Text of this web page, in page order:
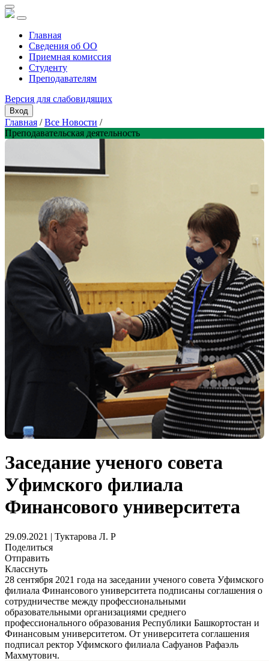
Главная
Сведения об ОО
Приемная комиссия
Студенту
Преподавателям
Версия для слабовидящих
Вход
Главная /Все Новости /
Преподавательская деятельность
Заседание ученого совета
Уфимского филиала
Финансового университета
29.09.2021 | Туктарова Л. Р
Поделиться
Отправить
Класснуть
28 сентября 2021 года на заседании ученого совета Уфимского
филиала Финансового университета подписаны соглашения о
сотрудничестве между профессиональными
образовательными организациями среднего
профессионального образования Республики Башкортостан и
Финансовым университетом. От университета соглашения
подписал ректор Уфимского филиала Сафуанов Рафаэль
Махмутович.